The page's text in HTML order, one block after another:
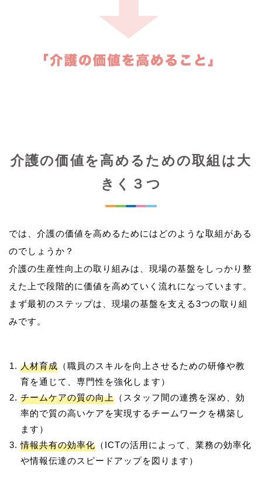
介護の価値を高めるための取組は大
きく３つ
では、介護の価値を高めるためにはどのような取組がある
のでしょうか？
介護の生産性向上の取り組みは、現場の基盤をしっかり整
えた上で段階的に価値を高めていく流れになっています。
まず最初のステップは、現場の基盤を支える3つの取り組
人材育成 （職員のスキルを向上させるための研修や教
育を通じて、専門性を強化します）
チームケアの質の向上 （スタッフ間の連携を深め、効
率的で質の高いケアを実現するチームワークを構築し
ます）
情報共有の効率化 （ICTの活用によって、業務の効率化
や情報伝達のスピードアップを図ります）